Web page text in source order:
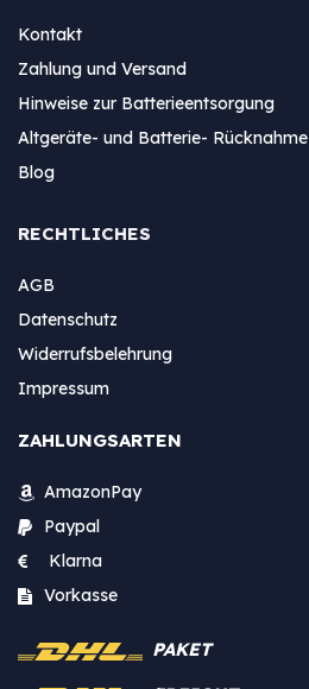
Kontakt
Zahlung und Versand
Hinweise zur Batterieentsorgung
Altgeräte- und Batterie- Rücknahme
Blog
RECHTLICHES
AGB
Datenschutz
Widerrufsbelehrung
Impressum
ZAHLUNGSARTEN
AmazonPay
Paypal
Klarna
Vorkasse
PAKET